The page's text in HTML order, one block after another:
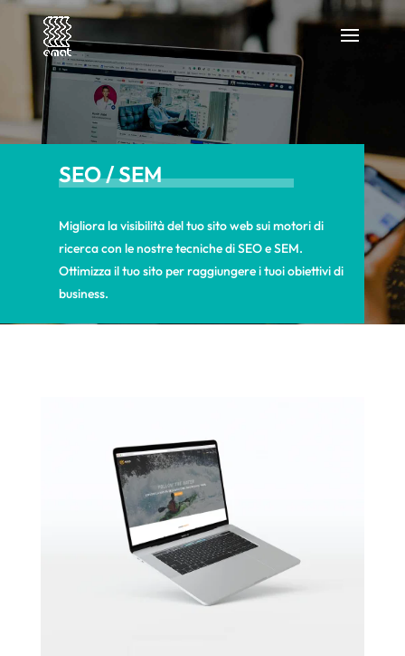
SEO / SEM
Migliora la visibilità del tuo sito web sui motori di
ricerca con le nostre tecniche di SEO e SEM.
Ottimizza il tuo sito per raggiungere i tuoi obiettivi di
business.